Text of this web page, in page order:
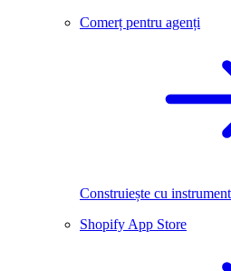
Comerț pentru agenți
Construiește cu
Shopify App Store